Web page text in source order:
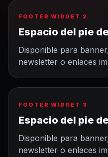
FOOTER WIDGET 2
Espacio del pie
Disponible para
newsletter o enlaces
FOOTER WIDGET 3
Espacio del pie
Disponible para
newsletter o enlaces